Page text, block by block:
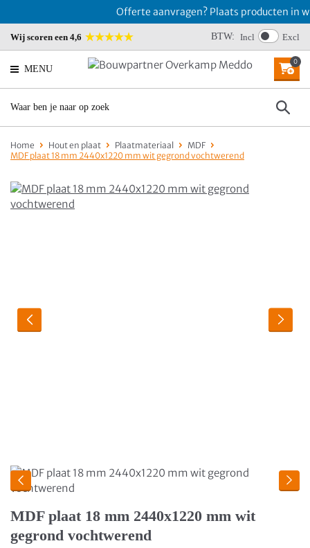
Offerte aanvragen? Plaats producten in
Wij scoren een 4,6 BTW: Incl Excl
MENU
0
Home Hout en plaat Plaatmateriaal
MDF
MDF plaat 18 mm 2440x1220 mm wit gegrond vochtwerend
MDF plaat 18 mm 2440x1220 mm wit
gegrond vochtwerend